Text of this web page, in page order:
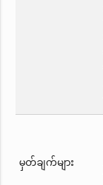
မှတ်ချက်များ